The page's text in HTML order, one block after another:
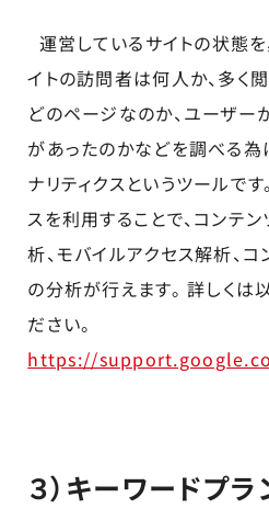
運営しているサイトの状態
イトの訪問者は何人か、多く
どのページなのか、ユーザー
があったのかなどを調べる
ナリティクスというツールで
スを利用することで、コンテ
析、モバイルアクセス解析、
の分析が行えます。 詳しくは
ださい。
https://
３）キーワードプ